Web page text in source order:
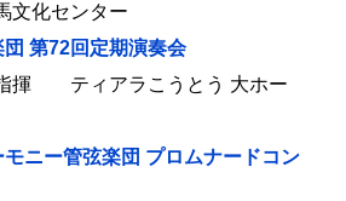
化センター
第72回定期演奏会
揮 ティアラこうとう 大ホー
ニー管弦楽団 プロムナードコン